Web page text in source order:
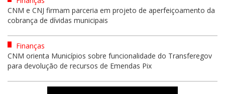
CNM e CNJ firmam parceria em projeto de aperfeiçoamento da
cobrança de dívidas municipais
Finanças
CNM orienta Municípios sobre funcionalidade do Transferegov
para devolução de recursos de Emendas Pix